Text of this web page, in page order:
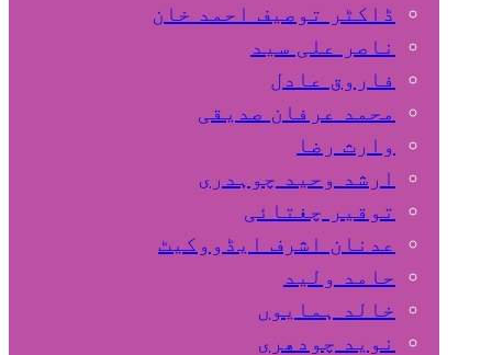
ڈاکٹر توصیف احمد خان
ناصر علی سید
فاروق عادل
محمد عرفان صدیقی
وارث رضا
ارشد وحید چوہدری
توقیر چغتائی
عدنان اشرف ایڈووکیٹ
حامد ولید
خالد ہمایوں
نوید چودھری